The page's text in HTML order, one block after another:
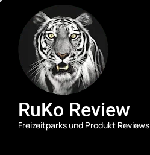
content
RuKo Review
Freizeitparks und Produkt Reviews